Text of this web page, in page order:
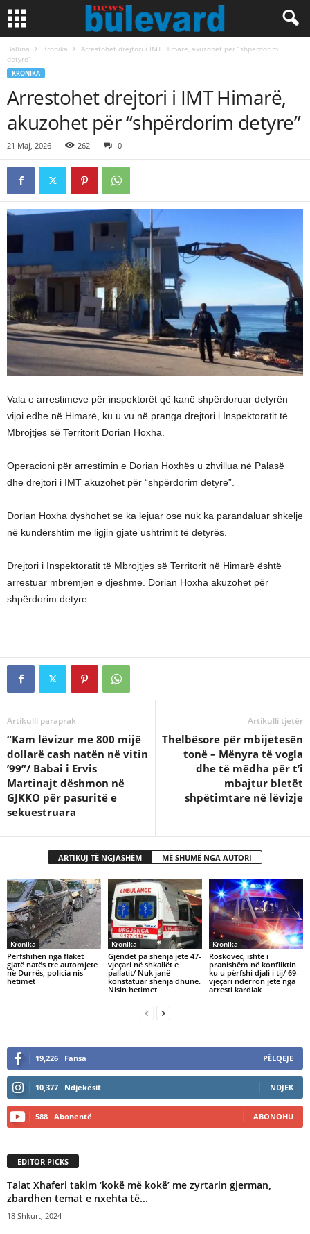
Ballina Kronika
Arrestohet drejtori i IMT Himarë, akuzohet për “shpërdorim
detyre”
KRONIKA
Arrestohet drejtori i IMT Himarë,
akuzohet për “shpërdorim detyre”
21 Maj, 2026 262 0
Vala e arrestimeve për inspektorët që kanë shpërdoruar detyrën
vijoi edhe në Himarë, ku u vu në pranga drejtori i Inspektoratit të
Mbrojtjes së Territorit Dorian Hoxha.
Operacioni për arrestimin e Dorian Hoxhës u zhvillua në Palasë
dhe drejtori i IMT akuzohet për “shpërdorim detyre”.
Dorian Hoxha dyshohet se ka lejuar ose nuk ka parandaluar shkelje
në kundërshtim me ligjin gjatë ushtrimit të detyrës.
Drejtori i Inspektoratit të Mbrojtjes së Territorit në Himarë është
arrestuar mbrëmjen e djeshme. Dorian Hoxha akuzohet për
shpërdorim detyre.
Artikulli paraprak
“Kam lëvizur me 800 mijë
dollarë cash natën në vitin
’99”/ Babai i Ervis
Martinajt dëshmon në
GJKKO për pasuritë e
sekuestruara
Artikulli tjetër
Thelbësore për mbijetesën
tonë – Mënyra të vogla
dhe të mëdha për t’i
mbajtur bletët
shpëtimtare në lëvizje
ARTIKUJ TË NGJASHËM MË SHUMË NGA AUTORI
Kronika
Përfshihen nga flakët
gjatë natës tre automjete
në Durrës, policia nis
hetimet
Kronika
Gjendet pa shenja jete 47-
vjeçari në shkallët e
pallatit/ Nuk janë
konstatuar shenja dhune.
Nisin hetimet
Kronika
Roskovec, ishte i
pranishëm në konfliktin
ku u përfshi djali i tij/ 69-
vjeçari ndërron jetë nga
arresti kardiak
19,226 Fansa PËLQEJE
10,377 Ndjekësit NDJEK
588 Abonentë ABONOHU
EDITOR PICKS
Talat Xhaferi takim ‘kokë më kokë’ me zyrtarin gjerman,
zbardhen temat e nxehta të...
18 Shkurt, 2024